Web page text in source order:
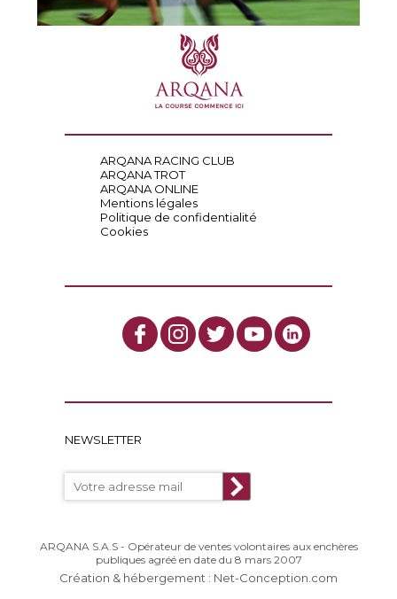
ARQANA RACING CLUB
ARQANA TROT
ARQANA ONLINE
Mentions légales
Politique de confidentialité
Cookies
NEWSLETTER
ARQANA S.A.S - Opérateur de ventes volontaires aux enchères
publiques agréé en date du 8 mars 2007
Création & hébergement : Net-Conception.com